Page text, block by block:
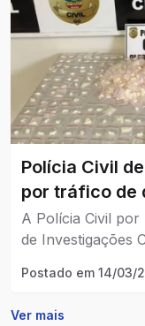
Polícia Civil
por tráfico de drogas
Branco
A Polícia Civil por
de Investigações
Postado em 14/03/
Ver mais